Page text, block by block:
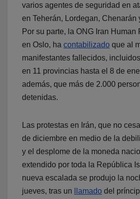
varios agentes de seguridad en
en Teherán, Lordegan, Chenarán
Por su parte, la ONG Iran Human
en Oslo, ha contabilizado que al
manifestantes fallecidos,
en 11 provincias hasta el 8 de
además, que más de 2.000
detenidas.
Las protestas en Irán, que no
de diciembre en medio de la
y el desplome de la moneda
extendido por toda la República
nueva escalada se produjo la
jueves, tras un
llamado del